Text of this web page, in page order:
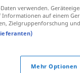
verwenden.
auf einem
Zielgruppenforschung
Mehr Optionen